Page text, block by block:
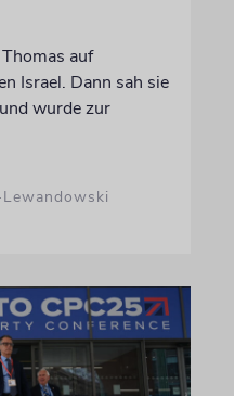
auf
Israel. Dann sah sie
wurde zur